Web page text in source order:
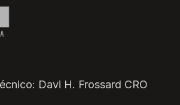
Davi H. Frossard CRO